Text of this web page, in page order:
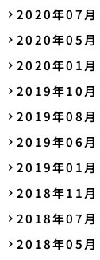
2020年07月
2020年05月
2020年01月
2019年10月
2019年08月
2019年06月
2019年01月
2018年11月
2018年07月
2018年05月